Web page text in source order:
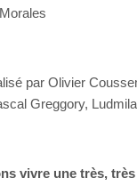
par Olivier
Greggory,
vivre une très,